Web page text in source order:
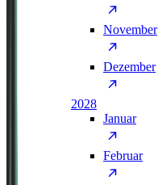
November
Dezember
2028
Januar
Februar